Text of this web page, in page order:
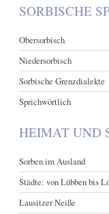
SORBISCHE
Obersorbisch
Niedersorbisch
Sorbische Grenzdialekte
Sprichwörtlich
HEIMAT UND
Sorben im Ausland
Städte: von Lübben bis
Lausitzer Neiße